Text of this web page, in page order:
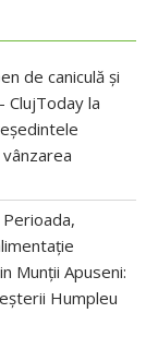
de caniculă și
ClujToday la
Munții Apuseni:
Humpleu